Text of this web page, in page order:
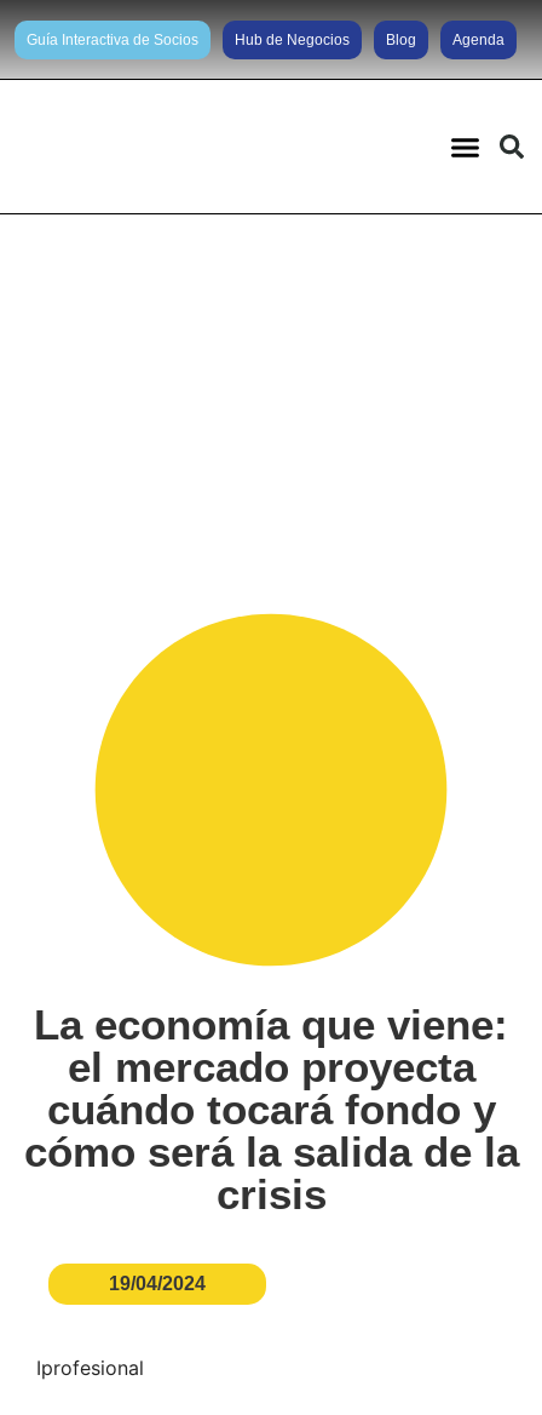
Guía Interactiva de Socios Hub de Negocios Blog Agenda
La economía que viene:
el mercado proyecta
cuándo tocará fondo y
cómo será la salida de la
crisis
19/04/2024
Iprofesional